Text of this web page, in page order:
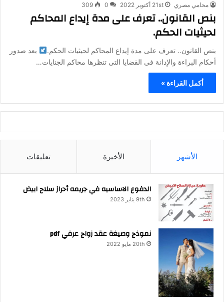
محامي مصري 21st أكتوبر 2022 0
309
بنص القانون.. تعرف على مدة إيداع المحاكم
لحيثيات الحكم.
بنص القانون.. تعرف على مدة إيداع المحاكم لحيثيات الحكم.
بعد صدور
أحكام البراءة والإدانة فى القضايا التى تنظرها محاكم الجنايات…
أكمل القراءة »
الأشهر الأخيرة تعليقات
الدفوع الاساسيه في جريمه أحراز سلاح ابيض
9th يناير 2023
نموذج وصيغة عقد زواج عرفي pdf
20th مايو 2022